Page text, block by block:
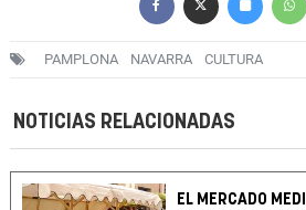
PAMPLONA NAVARRA CULTURA
NOTICIAS RELACIONADAS
EL MERCADO